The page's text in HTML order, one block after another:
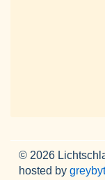
© 2026
hosted by